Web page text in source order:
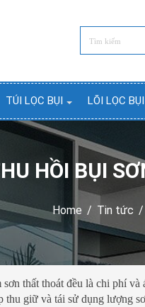
TÚI LỌC BỤI LÕI LỌC
HỒI BỤI
Home / Tin tức /
thất thoát đều là chi phí
thu giữ và tái sử dụng lượng